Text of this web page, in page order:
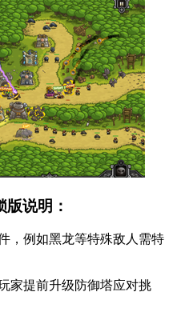
说明：
，例如黑龙等特殊敌人需特
家提前升级防御塔应对挑